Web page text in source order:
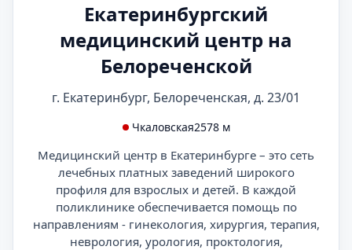
Екатеринбургский
медицинский центр на
Белореченской
г. Екатеринбург, Белореченская, д. 23/01
Чкаловская2578 м
Медицинский центр в Екатеринбурге – это сеть
лечебных платных заведений широкого
профиля для взрослых и детей. В каждой
поликлинике обеспечивается помощь по
направлениям - гинекология, хирургия, терапия,
неврология, урология, проктология,